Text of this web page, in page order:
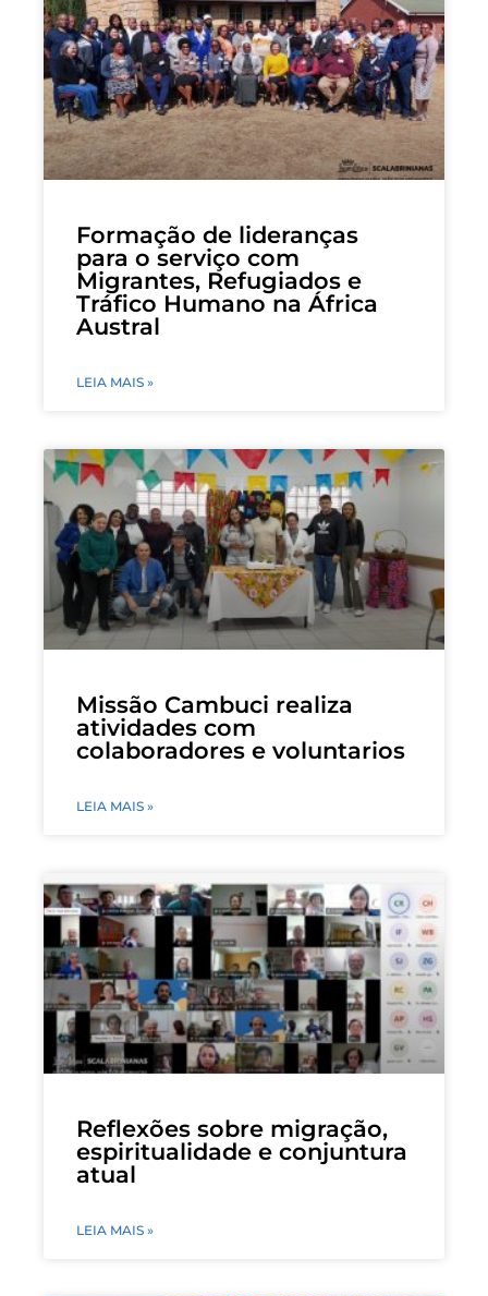
Formação de lideranças
para o serviço com
Migrantes, Refugiados e
Tráfico Humano na África
Austral
LEIA MAIS »
Missão Cambuci realiza
atividades com
colaboradores e voluntarios
LEIA MAIS »
Reflexões sobre migração,
espiritualidade e conjuntura
atual
LEIA MAIS »